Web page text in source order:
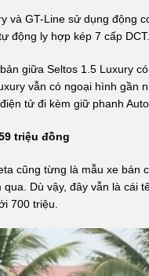
và GT-Line sử dụng động
động ly hợp kép 7 cấp DCT.
giữa Seltos 1.5 Luxury
vẫn có ngoại hình
tử đi kèm giữ phanh
triệu đồng
cũng từng là mẫu xe
Dù vậy, đây vẫn là
700 triệu.